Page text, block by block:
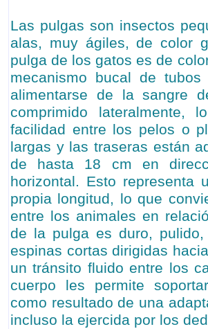
Las pulgas son insectos
alas, muy ágiles, de color
pulga de los gatos es de
mecanismo bucal de
alimentarse de la sangre
comprimido lateralmente,
facilidad entre los pelos o
largas y las traseras están
de hasta 18 cm en
horizontal. Esto representa
propia longitud, lo que
entre los animales en
de la pulga es duro,
espinas cortas dirigidas
un tránsito fluido entre los
cuerpo les permite
como resultado de una
incluso la ejercida por los